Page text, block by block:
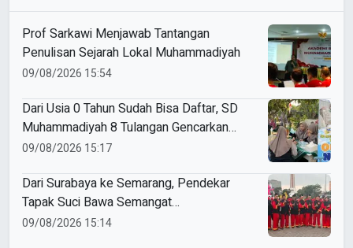
Prof Sarkawi Menjawab Tantangan
Penulisan Sejarah Lokal Muhammadiyah
09/08/2026 15:54
Dari Usia 0 Tahun Sudah Bisa Daftar, SD
Muhammadiyah 8 Tulangan Gencarkan
SPMB
09/08/2026 15:17
Dari Surabaya ke Semarang, Pendekar
Tapak Suci Bawa Semangat
Persaudaraan di Muktamar XVI
09/08/2026 15:14